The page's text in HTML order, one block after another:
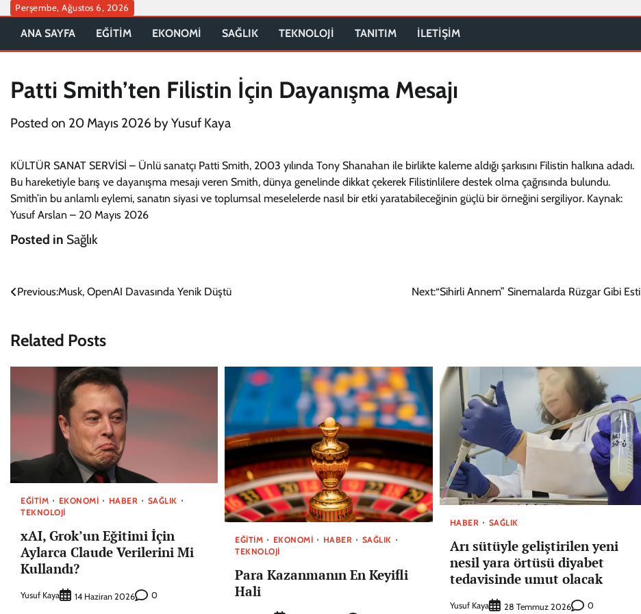
Skip
content
Perşembe, Ağustos 6, 2026
ANA SAYFA EĞİTİM EKONOMİ SAĞLIK TEKNOLOJİ TANITIM İLETİŞİM
Patti Smith’ten Filistin İçin Dayanışma Mesajı
Posted on 20 Mayıs 2026 byYusuf Kaya
KÜLTÜR SANAT SERVİSİ – Ünlü sanatçı Patti Smith, 2003 yılında Tony Shanahan ile birlikte kaleme aldığı şarkısını Filistin halkına adadı.
Bu hareketiyle barış ve dayanışma mesajı veren Smith, dünya genelinde dikkat çekerek Filistinlilere destek olma çağrısında bulundu.
Smith’in bu anlamlı eylemi, sanatın siyasi ve toplumsal meselelerde nasıl bir etki yaratabileceğinin güçlü bir örneğini sergiliyor. Kaynak:
Yusuf Arslan – 20 Mayıs 2026
Posted in Sağlık
Yazı
Previous:Musk, OpenAI Davasında Yenik Düştü Next:“Sihirli Annem” Sinemalarda Rüzgar Gibi Esti
Related Posts
EĞITIM EKONOMI HABER
SAĞLIK
TEKNOLOJI
xAI, Grok’un Eğitimi İçin
Aylarca Claude Verilerini Mi
Kullandı?
Yusuf Kaya 14 Haziran 2026 0
EĞITIM EKONOMI HABER
SAĞLIK
TEKNOLOJI
Para Kazanmanın En Keyifli
Hali
HABER SAĞLIK
Arı sütüyle geliştirilen yeni
nesil yara örtüsü diyabet
tedavisinde umut olacak
Yusuf Kaya 28 Temmuz 2026 0